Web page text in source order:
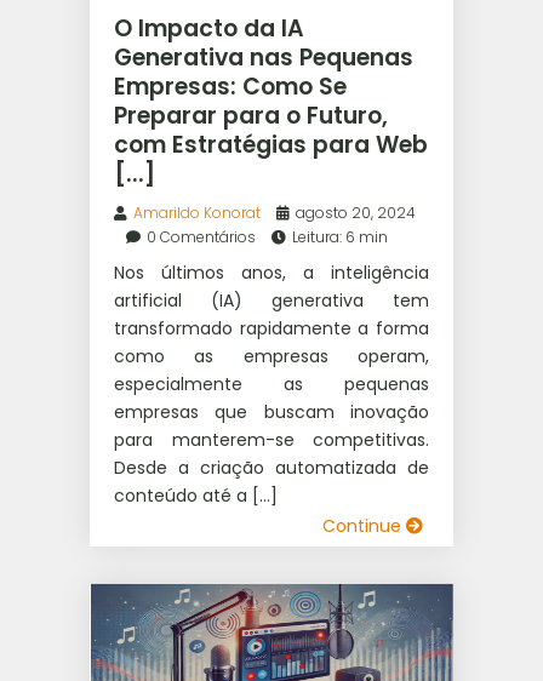
WEB RÁDIO
O Impacto da IA
Generativa nas Pequenas
Empresas: Como Se
Preparar para o Futuro,
com Estratégias para Web
[...]
Amarildo Konorat
agosto 20, 2024
0 Comentários
Leitura: 6 min
Nos últimos anos, a inteligência
artificial (IA) generativa tem
transformado rapidamente a forma
como as empresas operam,
especialmente as pequenas
empresas que buscam inovação
para manterem-se competitivas.
Desde a criação automatizada de
conteúdo até a […]
Continue